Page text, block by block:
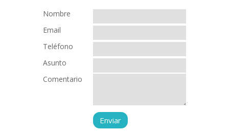
Nombre
Email
Teléfono
Asunto
Comentario